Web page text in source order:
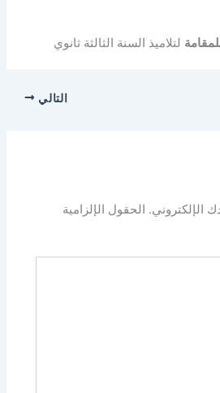
لتلاميذ السنة الثالثة ثانوي
التالي
الإلكتروني. الحقول الإلزامية